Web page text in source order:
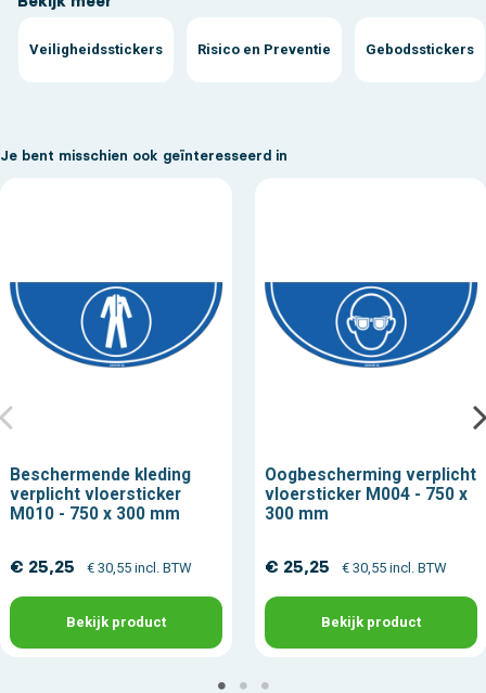
Veiligheidsstickers Risico en Preventie Gebodsstickers
Je bent misschien ook geïnteresseerd in
Beschermende kleding
verplicht vloersticker
M010 - 750 x 300 mm
€ 25,25 € 30,55 incl. BTW
Bekijk product
Oogbescherming verplicht
vloersticker M004 - 750 x
300 mm
€ 25,25 € 30,55 incl. BTW
Bekijk product